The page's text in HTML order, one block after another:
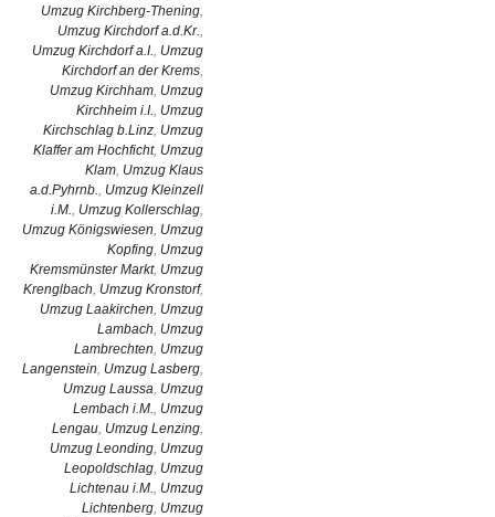
Umzug Kirchberg-Thening,
Umzug Kirchdorf a.d.Kr.,
Umzug Kirchdorf a.I., Umzug
Kirchdorf an der Krems,
Umzug Kirchham, Umzug
Kirchheim i.I., Umzug
Kirchschlag b.Linz, Umzug
Klaffer am Hochficht, Umzug
Klam, Umzug Klaus
a.d.Pyhrnb., Umzug Kleinzell
i.M., Umzug Kollerschlag,
Umzug Königswiesen, Umzug
Kopfing, Umzug
Kremsmünster Markt, Umzug
Krenglbach, Umzug Kronstorf,
Umzug Laakirchen, Umzug
Lambach, Umzug
Lambrechten, Umzug
Langenstein, Umzug Lasberg,
Umzug Laussa, Umzug
Lembach i.M., Umzug
Lengau, Umzug Lenzing,
Umzug Leonding, Umzug
Leopoldschlag, Umzug
Lichtenau i.M., Umzug
Lichtenberg, Umzug